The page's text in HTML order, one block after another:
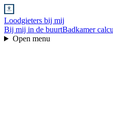
Loodgieters bij mij
Bij mij in de buurtBadkamer
Open menu